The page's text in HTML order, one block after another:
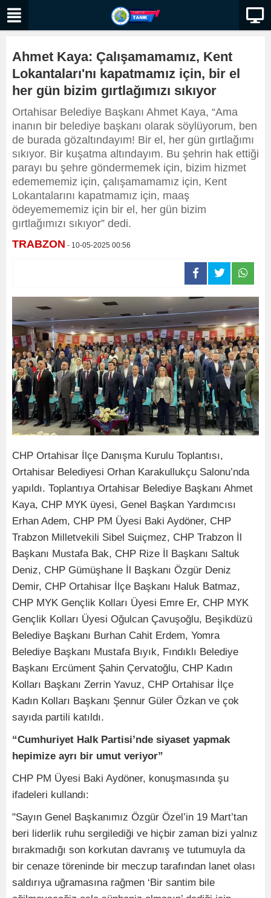
Ahmet Kaya: Çalışamamamız, Kent
Lokantaları'nı kapatmamız için, bir el
her gün bizim gırtlağımızı sıkıyor
Ortahisar Belediye Başkanı Ahmet Kaya, “Ama
inanın bir belediye başkanı olarak söylüyorum, ben
de burada gözaltındayım! Bir el, her gün gırtlağımı
sıkıyor. Bir kuşatma altındayım. Bu şehrin hak ettiği
parayı bu şehre göndermemek için, bizim hizmet
edemememiz için, çalışamamamız için, Kent
Lokantalarını kapatmamız için, maaş
ödeyemememiz için bir el, her gün bizim
gırtlağımızı sıkıyor” dedi.
TRABZON - 10-05-2025 00:56
CHP Ortahisar İlçe Danışma Kurulu Toplantısı,
Ortahisar Belediyesi Orhan Karakullukçu Salonu’nda
yapıldı. Toplantıya Ortahisar Belediye Başkanı Ahmet
Kaya, CHP MYK üyesi, Genel Başkan Yardımcısı
Erhan Adem, CHP PM Üyesi Baki Aydöner, CHP
Trabzon Milletvekili Sibel Suiçmez, CHP Trabzon İl
Başkanı Mustafa Bak, CHP Rize İl Başkanı Saltuk
Deniz, CHP Gümüşhane İl Başkanı Özgür Deniz
Demir, CHP Ortahisar İlçe Başkanı Haluk Batmaz,
CHP MYK Gençlik Kolları Üyesi Emre Er, CHP MYK
Gençlik Kolları Üyesi Oğulcan Çavuşoğlu, Beşikdüzü
Belediye Başkanı Burhan Cahit Erdem, Yomra
Belediye Başkanı Mustafa Bıyık, Fındıklı Belediye
Başkanı Ercüment Şahin Çervatoğlu, CHP Kadın
Kolları Başkanı Zerrin Yavuz, CHP Ortahisar İlçe
Kadın Kolları Başkanı Şennur Güler Özkan ve çok
sayıda partili katıldı.
“Cumhuriyet Halk Partisi’nde siyaset yapmak
hepimize ayrı bir umut veriyor”
CHP PM Üyesi Baki Aydöner, konuşmasında şu
ifadeleri kullandı:
"Sayın Genel Başkanımız Özgür Özel’in 19 Mart’tan
beri liderlik ruhu sergilediği ve hiçbir zaman bizi yalnız
bırakmadığı son korkutan davranış ve tutumuyla da
bir cenaze töreninde bir meczup tarafından lanet olası
saldırıya uğramasına rağmen ‘Bir santim bile